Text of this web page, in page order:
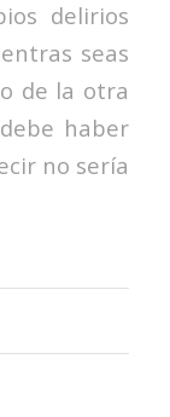
delirios
seas
de la otra
haber
no sería